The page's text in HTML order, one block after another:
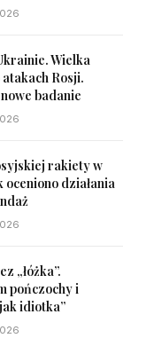
Wielka
Rosji.
badanie
rakiety w
oceniono działania
„łóżka”.
pończochy i
idiotka”